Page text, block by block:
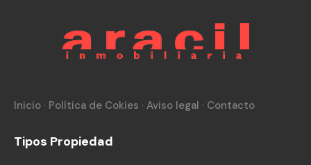
Inicio · Política de Cokies · Aviso legal · Contacto
Tipos Propiedad